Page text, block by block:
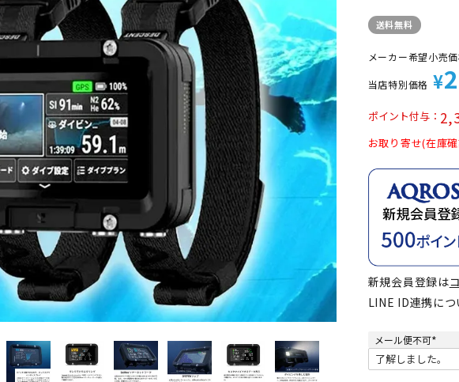
送料無料
メーカー希望小売
当店特別価格 ¥
ポイント付与
お取り寄せ(在庫
新規会員登録は
LINE ID連携に
メール便不可
(
必
須